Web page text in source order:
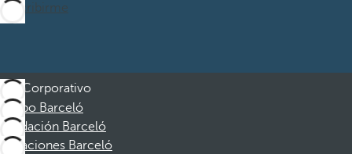
Suscribirme
Corporativo
Grupo Barceló
Fundación Barceló
Vacaciones Barceló